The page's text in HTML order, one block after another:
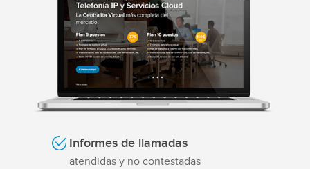
Informes de llamadas
atendidas y no contestadas